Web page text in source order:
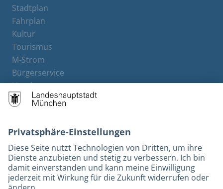
Stadtplan
Fahrplan
Kultur
Tourismus
M-Strom
Bürgerservice
Hotels
Barrierefreiheit
Leichte Sprache
Gebärdensprache
Datenschutz